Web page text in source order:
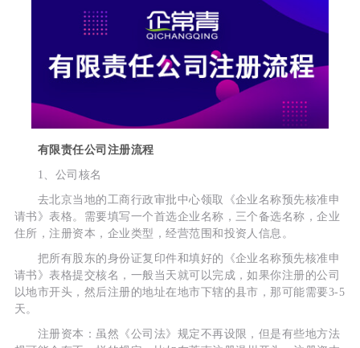
有限责任公司注册流程
1、公司核名
去北京当地的工商行政审批中心领取《企业名称预先核准申
请书》表格。需要填写一个首选企业名称，三个备选名称，企业
住所，注册资本，企业类型，经营范围和投资人信息。
把所有股东的身份证复印件和填好的《企业名称预先核准申
请书》表格提交核名，一般当天就可以完成，如果你注册的公司
以地市开头，然后注册的地址在地市下辖的县市，那可能需要3-5
天。
注册资本：虽然《公司法》规定不再设限，但是有些地方法